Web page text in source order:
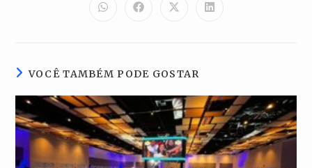
Abre
em
nova
Abre
em
nova
Abre
em
nova
Abre
em
nova
VOCÊ TAMBÉM PODE GOSTAR